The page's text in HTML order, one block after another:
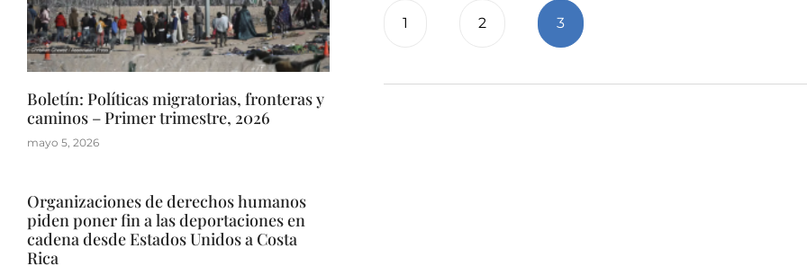
Boletín: Políticas migratorias, fronteras y
caminos – Primer trimestre, 2026
mayo 5, 2026
Organizaciones de derechos humanos
piden poner fin a las deportaciones en
cadena desde Estados Unidos a Costa
Rica
1 2 3